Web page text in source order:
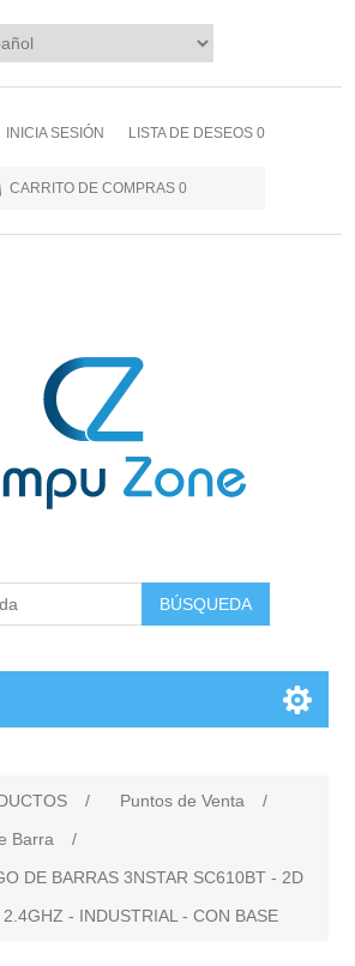
INICIA SESIÓN LISTA DE DESEOS 0
CARRITO DE COMPRAS 0
BÚSQUEDA
/ Puntos de Venta
/
Barra
/
DE BARRAS 3NSTAR SC610BT - 2D
- INDUSTRIAL - CON BASE